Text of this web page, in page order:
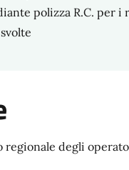
polizza R.C. per
degli